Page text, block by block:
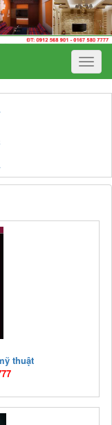
Menu
thuật